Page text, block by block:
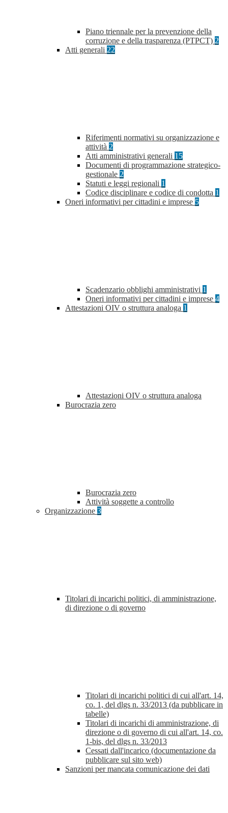
Piano triennale per la prevenzione della
corruzione e della trasparenza (PTPCT) 2
Atti generali 22
Riferimenti normativi su organizzazione e
attività 2
Atti amministrativi generali 15
Documenti di programmazione strategico-
gestionale 2
Statuti e leggi regionali 1
Codice disciplinare e codice di condotta 1
Oneri informativi per cittadini e imprese 5
Scadenzario obblighi amministrativi 1
Oneri informativi per cittadini e imprese 4
Attestazioni OIV o struttura analoga 1
Attestazioni OIV o struttura analoga
Burocrazia zero
Burocrazia zero
Attività soggette a controllo
Organizzazione 3
Titolari di incarichi politici, di amministrazione,
di direzione o di governo
Titolari di incarichi politici di cui all'art. 14,
co. 1, del dlgs n. 33/2013 (da pubblicare in
tabelle)
Titolari di incarichi di amministrazione, di
direzione o di governo di cui all'art. 14, co.
1-bis, del dlgs n. 33/2013
Cessati dall'incarico (documentazione da
pubblicare sul sito web)
Sanzioni per mancata comunicazione dei dati